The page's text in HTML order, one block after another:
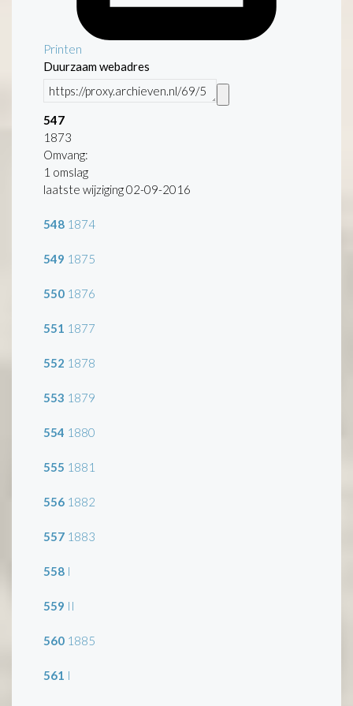
Printen
Duurzaam webadres
547
1873
Omvang:
1 omslag
laatste wijziging 02-09-2016
548 1874
549 1875
550 1876
551 1877
552 1878
553 1879
554 1880
555 1881
556 1882
557 1883
558 I
559 II
560 1885
561 I